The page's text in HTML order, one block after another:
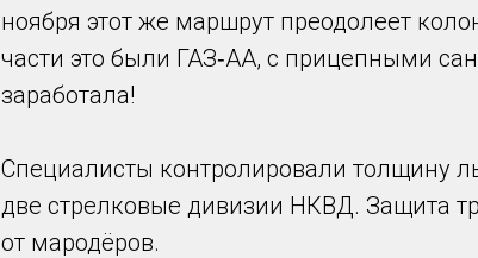
ноября этот же маршрут преодолеет
части это были ГАЗ‑АА, с прицепными
заработала!
Специалисты контролировали толщину
две стрелковые дивизии НКВД. Защита
от мародёров.